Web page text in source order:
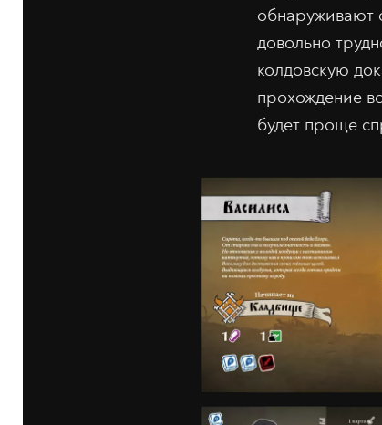
обнаруживают
довольно
колдовскую
прохождение
будет проще